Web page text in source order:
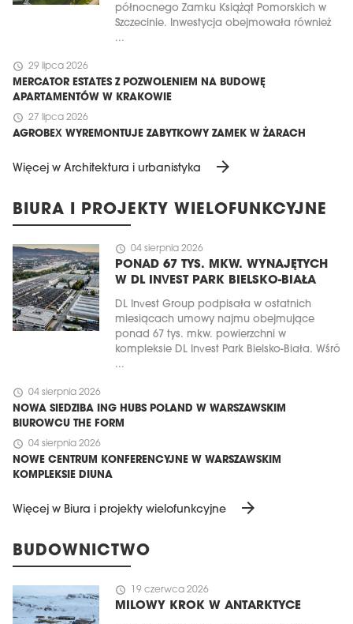
północnego Zamku Książąt Pomorskich w
Szczecinie. Inwestycja obejmowała również
...
schedule 29 lipca 2026
MERCATOR ESTATES Z POZWOLENIEM NA BUDOWĘ
APARTAMENTÓW W KRAKOWIE
schedule 27 lipca 2026
AGROBEX WYREMONTUJE ZABYTKOWY ZAMEK W ŻARACH
Więcej w Architektura i urbanistyka arrow_forward
BIURA I PROJEKTY WIELOFUNKCYJNE
schedule 04 sierpnia 2026
PONAD 67 TYS. MKW. WYNAJĘTYCH
W DL INVEST PARK BIELSKO-BIAŁA
DL Invest Group podpisała w ostatnich
miesiącach umowy najmu obejmujące
ponad 67 tys. mkw. powierzchni w
kompleksie DL Invest Park Bielsko-Biała. Wśró
...
schedule 04 sierpnia 2026
NOWA SIEDZIBA ING HUBS POLAND W WARSZAWSKIM
BIUROWCU THE FORM
schedule 04 sierpnia 2026
NOWE CENTRUM KONFERENCYJNE W WARSZAWSKIM
KOMPLEKSIE DIUNA
Więcej w Biura i projekty wielofunkcyjne arrow_forward
BUDOWNICTWO
schedule 19 czerwca 2026
MILOWY KROK W ANTARKTYCE